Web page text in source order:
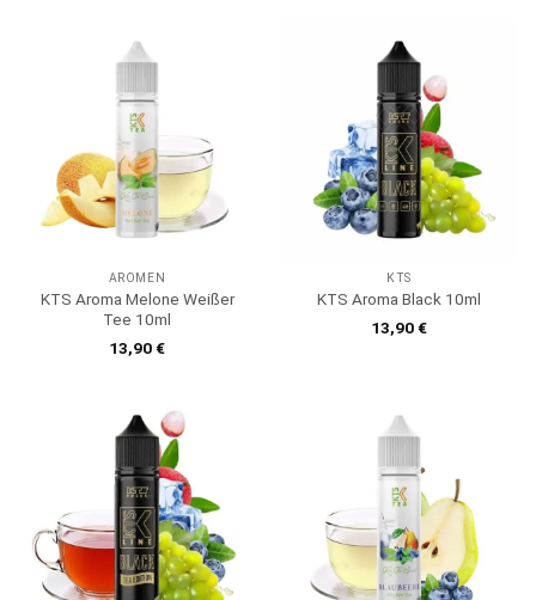
AROMEN
KTS Aroma Melone Weißer
Tee 10ml
13,90€
KTS
KTS Aroma Black 10ml
13,90€